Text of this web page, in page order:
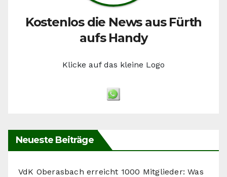
Kostenlos die News aus Fürth
aufs Handy
Klicke auf das kleine Logo
Neueste Beiträge
VdK Oberasbach erreicht 1000 Mitglieder: Was